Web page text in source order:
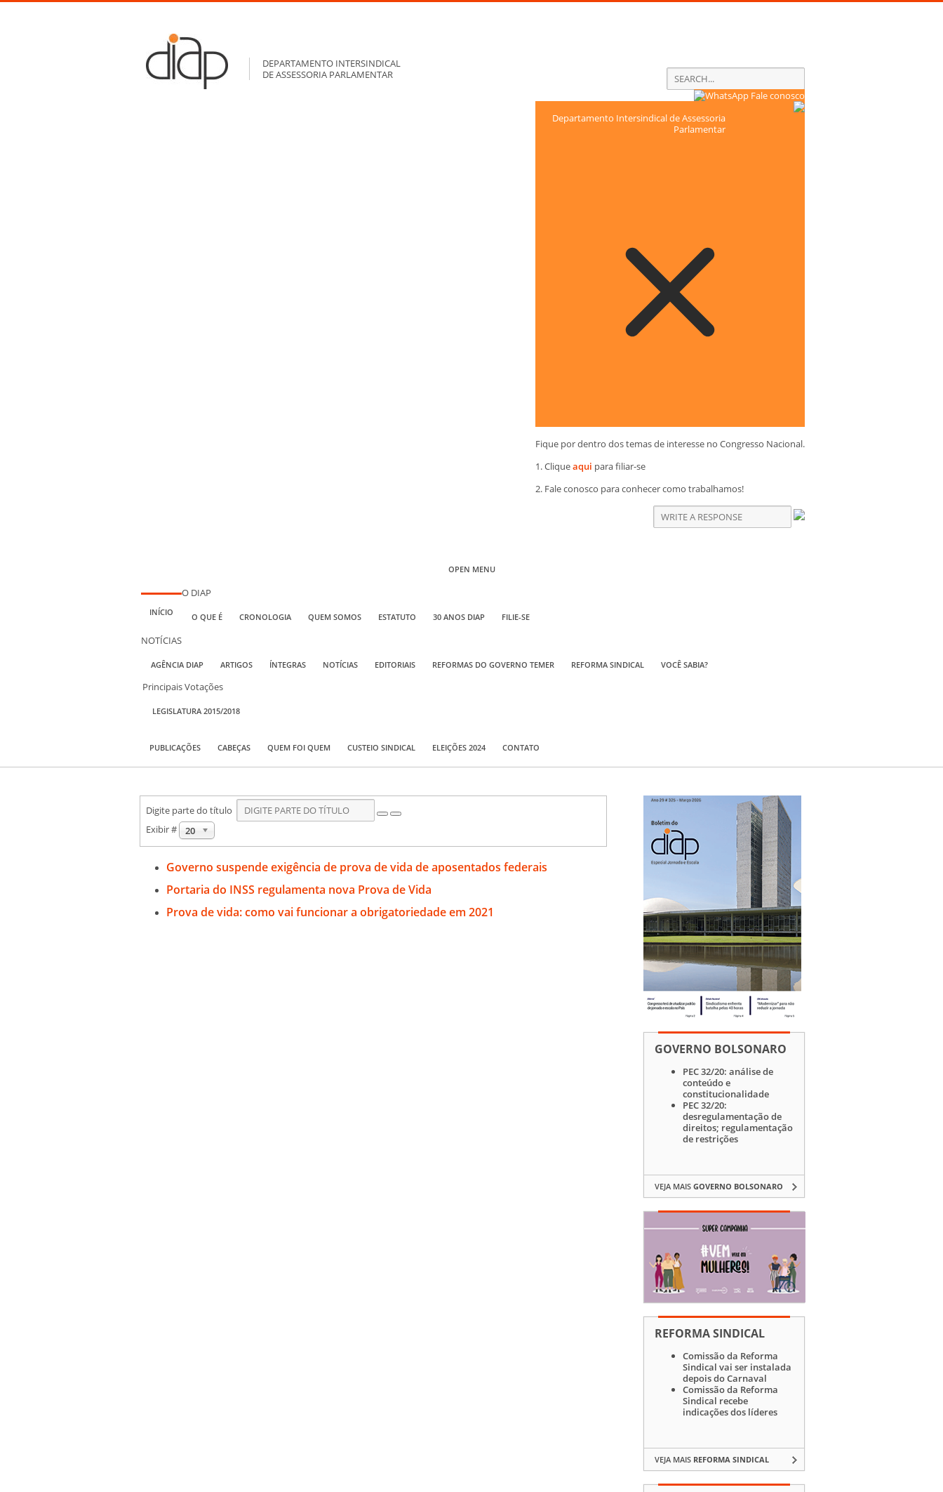
DEPARTAMENTO INTERSINDICAL
DE ASSESSORIA PARLAMENTAR
Fale conosco
Departamento Intersindical de Assessoria
Parlamentar
Fique por dentro dos temas de interesse no Congresso Nacional.
1. Cliqueaqui para filiar-se
2. Fale conosco para conhecer como trabalhamos!
OPEN MENU
INÍCIO
O DIAP
O QUE É CRONOLOGIA QUEM SOMOS ESTATUTO 30 ANOS DIAP FILIE-SE
NOTÍCIAS
AGÊNCIA DIAP ARTIGOS ÍNTEGRAS NOTÍCIAS EDITORIAIS REFORMAS DO GOVERNO TEMER REFORMA SINDICAL VOCÊ SABIA?
Principais Votações
LEGISLATURA 2015/2018
PUBLICAÇÕES CABEÇAS QUEM FOI QUEM CUSTEIO SINDICAL ELEIÇÕES 2024 CONTATO
Digite parte do título
Exibir #
20
Governo suspende exigência de prova de vida de aposentados federais
Portaria do INSS regulamenta nova Prova de Vida
Prova de vida: como vai funcionar a obrigatoriedade em 2021
GOVERNO BOLSONARO
PEC 32/20: análise de
conteúdo e
constitucionalidade
PEC 32/20:
desregulamentação de
direitos; regulamentação
de restrições
VEJA MAIS GOVERNO BOLSONARO
REFORMA SINDICAL
Comissão da Reforma
Sindical vai ser instalada
depois do Carnaval
Comissão da Reforma
Sindical recebe
indicações dos líderes
VEJA MAIS REFORMA SINDICAL